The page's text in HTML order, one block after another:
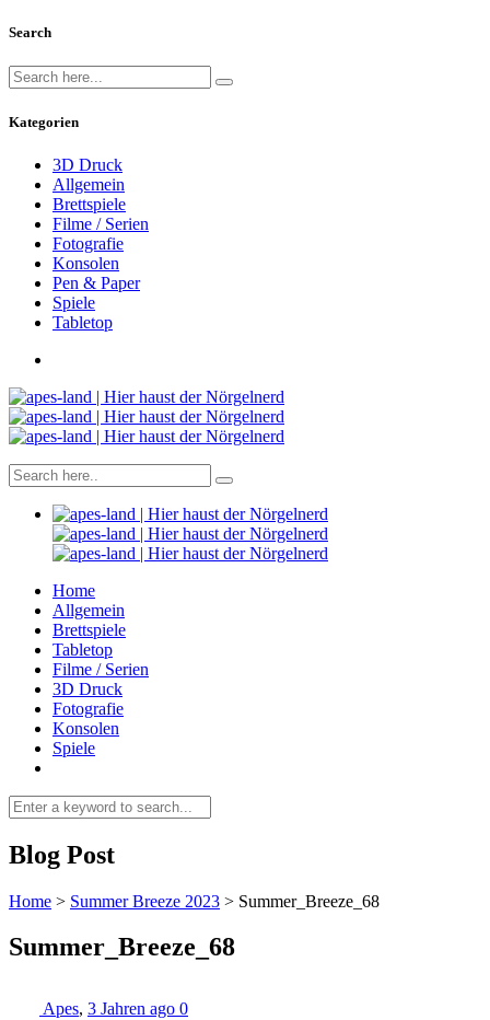
Search
Kategorien
3D Druck
Allgemein
Brettspiele
Filme / Serien
Fotografie
Konsolen
Pen & Paper
Spiele
Tabletop
Home
Allgemein
Brettspiele
Tabletop
Filme / Serien
3D Druck
Fotografie
Konsolen
Spiele
Blog Post
Home > Summer Breeze 2023 > Summer_Breeze_68
Summer_Breeze_68
Apes, 3 Jahren ago 0